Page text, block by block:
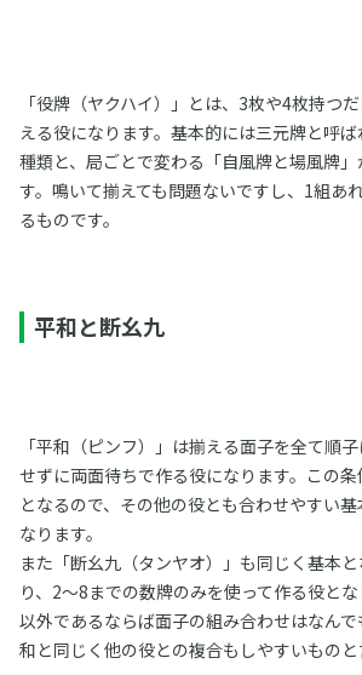
「役牌（ヤクハイ）」とは、3枚や4枚持つ
える役になります。基本的には三元牌と呼
種類と、局ごとで変わる「自風牌と場風牌
す。鳴いて揃えても問題ないですし、1組あ
るものです。
平和と断幺九
「平和（ピンフ）」は揃える面子を全て順
せずに両面待ちで作る役になります。この
となるので、その他の役とも合わせやすい
なります。
また「断幺九（タンヤオ）」も同じく基本
り、2～8までの数牌のみを使って作る役と
以外であるならば面子の組み合わせはなん
和と同じく他の役との複合もしやすいものと